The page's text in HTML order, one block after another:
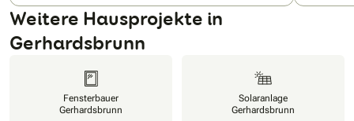
Weitere Hausprojekte in
Gerhardsbrunn
Fensterbauer
Gerhardsbrunn
Solaranlage
Gerhardsbrunn